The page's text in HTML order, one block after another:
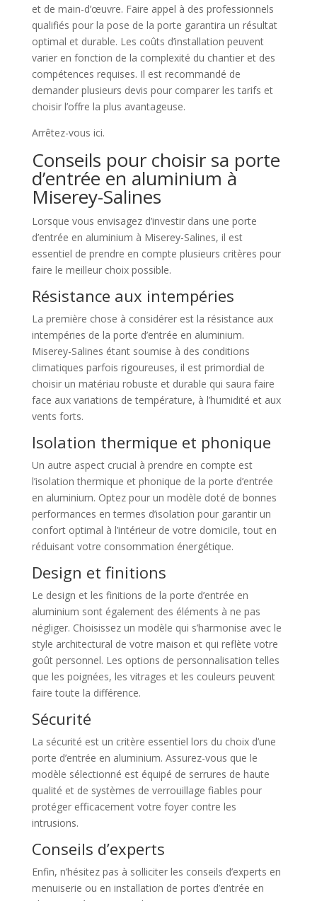
et de main-d’œuvre. Faire appel à des professionnels
qualifiés pour la pose de la porte garantira un résultat
optimal et durable. Les coûts d’installation peuvent
varier en fonction de la complexité du chantier et des
compétences requises. Il est recommandé de
demander plusieurs devis pour comparer les tarifs et
choisir l’offre la plus avantageuse.
Arrêtez-vous ici.
Conseils pour choisir sa porte
d’entrée en aluminium à
Miserey-Salines
Lorsque vous envisagez d’investir dans une porte
d’entrée en aluminium à Miserey-Salines, il est
essentiel de prendre en compte plusieurs critères pour
faire le meilleur choix possible.
Résistance aux intempéries
La première chose à considérer est la résistance aux
intempéries de la porte d’entrée en aluminium.
Miserey-Salines étant soumise à des conditions
climatiques parfois rigoureuses, il est primordial de
choisir un matériau robuste et durable qui saura faire
face aux variations de température, à l’humidité et aux
vents forts.
Isolation thermique et phonique
Un autre aspect crucial à prendre en compte est
l’isolation thermique et phonique de la porte d’entrée
en aluminium. Optez pour un modèle doté de bonnes
performances en termes d’isolation pour garantir un
confort optimal à l’intérieur de votre domicile, tout en
réduisant votre consommation énergétique.
Design et finitions
Le design et les finitions de la porte d’entrée en
aluminium sont également des éléments à ne pas
négliger. Choisissez un modèle qui s’harmonise avec le
style architectural de votre maison et qui reflète votre
goût personnel. Les options de personnalisation telles
que les poignées, les vitrages et les couleurs peuvent
faire toute la différence.
Sécurité
La sécurité est un critère essentiel lors du choix d’une
porte d’entrée en aluminium. Assurez-vous que le
modèle sélectionné est équipé de serrures de haute
qualité et de systèmes de verrouillage fiables pour
protéger efficacement votre foyer contre les
intrusions.
Conseils d’experts
Enfin, n’hésitez pas à solliciter les conseils d’experts en
menuiserie ou en installation de portes d’entrée en